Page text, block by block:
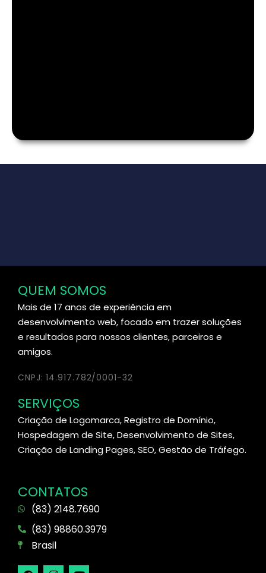
QUEM SOMOS
Mais de 17 anos de experiência em
desenvolvimento web, focado em trazer soluções
e resultados para nossos clientes, parceiros e
amigos.
CNPJ: 14.917.782/0001-32
SERVIÇOS
Criação de Logomarca, Registro de Domínio,
Hospedagem de Site, Desenvolvimento de Sites,
Criação de Landing Pages, SEO, Gestão de Tráfego.
CONTATOS
(83) 2148.7690
(83) 98860.3979
Brasil